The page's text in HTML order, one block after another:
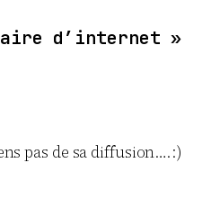
d’internet »
pas de sa diffusion….:)